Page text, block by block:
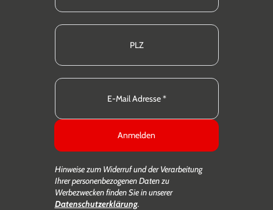
Anmelden
Hinweise zum Widerruf und der Verarbeitung
Ihrer personenbezogenen Daten zu
Werbezwecken finden Sie in unserer
Datenschutzerklärung.